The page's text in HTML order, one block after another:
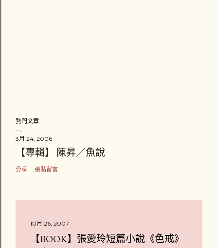
熱門文章
3月 24, 2006
【專輯】 陳昇／魚說
分享 張貼留言
10月 26, 2007
【BOOK】張愛玲短篇小說《色戒》